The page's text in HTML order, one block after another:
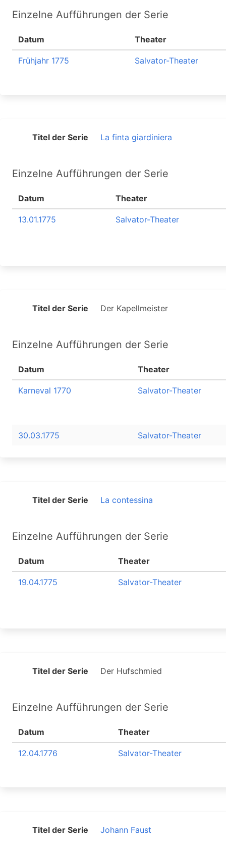
Einzelne Aufführungen der Serie
Datum Theater
Frühjahr 1775 Salvator-Theater
Titel der Serie La finta giardiniera
Einzelne Aufführungen der Serie
Datum Theater
13.01.1775 Salvator-Theater
Titel der Serie Der Kapellmeister
Einzelne Aufführungen der Serie
Datum Theater
Karneval 1770 Salvator-Theater
30.03.1775 Salvator-Theater
Titel der Serie La contessina
Einzelne Aufführungen der Serie
Datum Theater
19.04.1775 Salvator-Theater
Titel der Serie Der Hufschmied
Einzelne Aufführungen der Serie
Datum Theater
12.04.1776 Salvator-Theater
Titel der Serie Johann Faust